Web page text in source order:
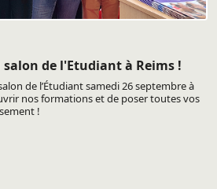
de l'Etudiant à Reims !
de l’Étudiant samedi 26 septembre à
nos formations et de poser toutes vos
!